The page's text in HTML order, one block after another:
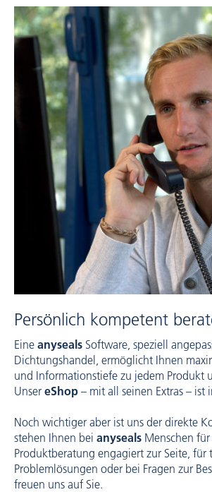
Persönlich kompetent
Eine anyseals Software, speziell
Dichtungshandel, ermöglicht Ihnen
und Informationstiefe zu jedem Produkt
Unser eShop – mit all seinen Extras – ist
Noch wichtiger aber ist uns der direkte
stehen Ihnen bei anyseals Menschen
Produktberatung engagiert zur Seite, für
Problemlösungen oder bei Fragen zur
freuen uns auf Sie.